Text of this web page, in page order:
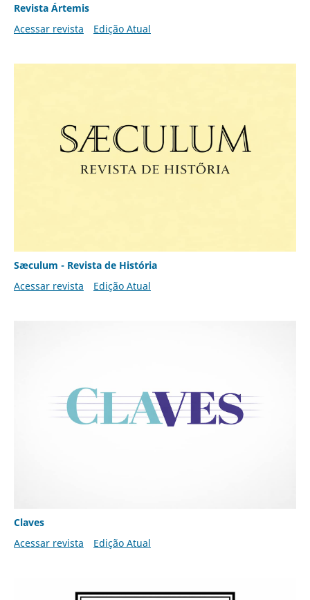
Revista Ártemis
Acessar revista
Edição Atual
Sæculum - Revista de História
Acessar revista
Edição Atual
Claves
Acessar revista
Edição Atual